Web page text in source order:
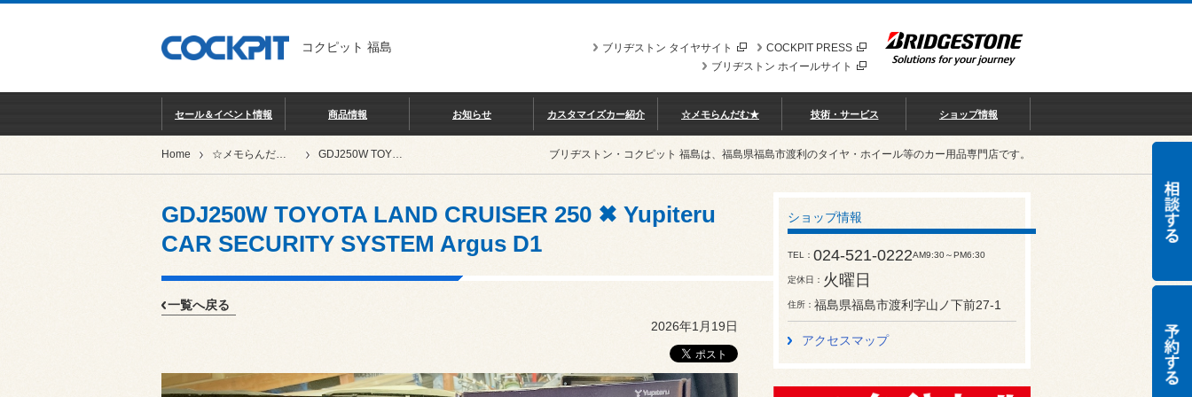
コクピット 福島 COCKPIT PRESS
ブリヂストン タイヤサイト
ブリヂストン ホイールサイト
セール＆イベント情報 商品情報 お知らせ カスタマイズカー紹介 ☆メモらんだむ★ 技術・サービス ショップ情報
Home ☆メモらんだむ★ GDJ250W TOYOTA LAND CRUISER 250 ✖ Yupiteru CAR SECURITY SYSTEM Argus D1 ブリヂストン・コクピット 福島は、福島県福島市渡利のタイヤ・ホイール等のカー用品専門店です。
GDJ250W TOYOTA LAND CRUISER 250 ✖ Yupiteru
CAR SECURITY SYSTEM Argus D1
一覧へ戻る
2026年1月19日
ショップ情報
TEL 024-521-0222AM9:30～PM6:30
定休日 火曜日
住所 福島県福島市渡利字山ノ下前27-1
アクセスマップ